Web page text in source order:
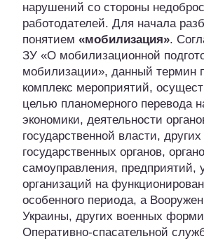
нарушений со стороны
работодателей. Для начала
понятием «мобилизация».
ЗУ «О мобилизационной
мобилизации», данный термин
комплекс мероприятий,
целью планомерного перевода
экономики, деятельности
государственной власти, других
государственных органов,
самоуправления, предприятий,
организаций на
особенного периода, а
Украины, других военных
Оперативно-спасательной